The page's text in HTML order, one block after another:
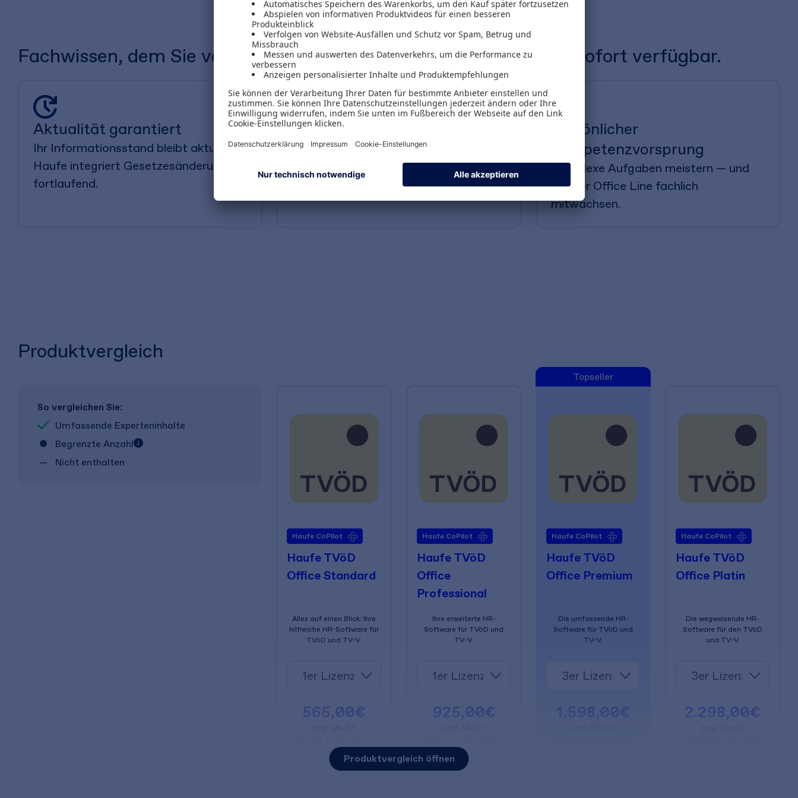
Fachwissen, dem Sie vertrauen können - rechtssicher und für Sie sofort verfügbar.
Aktualität garantiert
Ihr Informationsstand bleibt aktuell.
Haufe integriert Gesetzesänderungen
fortlaufend.
Exklusives Expertenwissen
Lernen Sie von Top-Fachkräften — mit
exklusiven Online-Seminaren, die in
Ihrer Office Line enthalten sind.
Persönlicher
Kompetenzvorsprung
Komplexe Aufgaben meistern — und
mit der Office Line fachlich
mitwachsen.
Produktvergleich
So vergleichen Sie:
Umfassende Experteninhalte
Begrenzte Anzahl
Nicht enthalten
Haufe CoPilot
Haufe TVöD
Office Standard
Haufe CoPilot
Haufe TVöD
Office
Professional
Haufe CoPilot
Haufe TVöD
Office Premium
Haufe CoPilot
Haufe TVöD
Office Platin
Alles auf einen Blick: Ihre
hilfreiche HR-Software für
TVöD und TV-V.
Ihre erweiterte HR-
Software für TVöD und
TV-V.
Die umfassende HR-
Software für TVöD und
TV-V.
Die wegweisende HR-
Software für den TVöD
und TV-V.
565,00€ 925,00€ 1.598,00€ 2.298,00€
In den Warenkorb In den Warenkorb
Produktvergleich öffnen